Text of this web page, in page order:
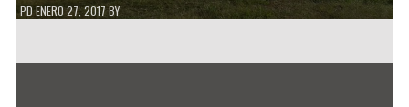
PDENERO 27, 2017 BY